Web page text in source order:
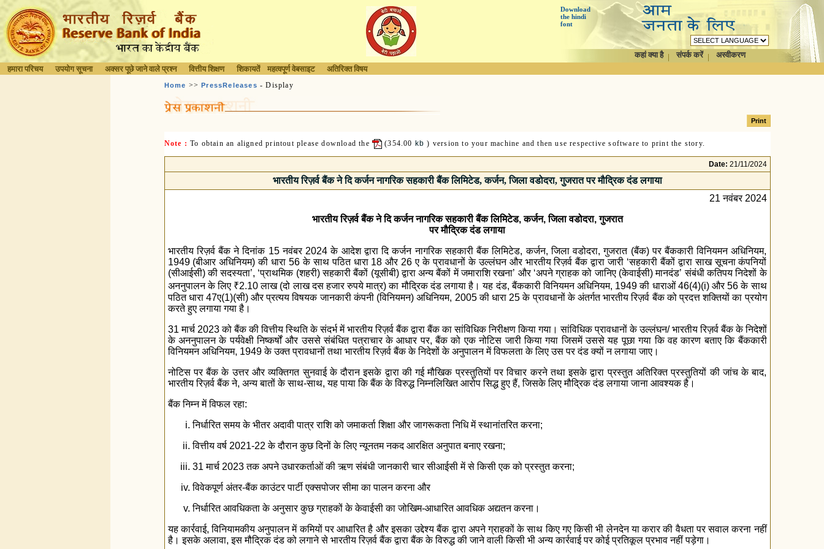
Download
the hindi
font
कहां क्या है संपर्क करें
अस्वीकरण
हमारा परिचय
उपयोग सूचना अक्सर पूछे जाने वाले प्रश्न वित्तीय शिक्षण शिकायतें महत्वपूर्ण वेबसाइट अतिरिक्त विषय
Home >>PressReleases - Display
Note : To obtain an aligned printout please download the (354.00 kb ) version to your machine and then use respective software to print the story.
Date: 21/11/2024
भारतीय रिज़र्व बैंक ने दि कर्जन नागरिक सहकारी बैंक लिमिटेड, कर्जन, जिला वडोदरा, गुजरात पर मौद्रिक दंड लगाया
21 नवंबर 2024
भारतीय रिज़र्व बैंक ने दि कर्जन नागरिक सहकारी बैंक लिमिटेड, कर्जन, जिला वडोदरा, गुजरात
पर मौद्रिक दंड लगाया
भारतीय रिज़र्व बैंक ने दिनांक 15 नवंबर 2024 के आदेश द्वारा दि कर्जन नागरिक सहकारी बैंक लिमिटेड, कर्जन, जिला वडोदरा, गुजरात (बैंक) पर बैंककारी विनियमन अधिनियम,
1949 (बीआर अधिनियम) की धारा 56 के साथ पठित धारा 18 और 26 ए के प्रावधानों के उल्लंघन और भारतीय रिज़र्व बैंक द्वारा जारी ‘सहकारी बैंकों द्वारा साख सूचना कंपनियों
(सीआईसी) की सदस्यता’, ‘प्राथमिक (शहरी) सहकारी बैंकों (यूसीबी) द्वारा अन्य बैंकों में जमाराशि रखना’ और ‘अपने ग्राहक को जानिए (केवाईसी) मानदंड’ संबंधी कतिपय निदेशों के
अननुपालन के लिए ₹2.10 लाख (दो लाख दस हजार रुपये मात्र) का मौद्रिक दंड लगाया है। यह दंड, बैंककारी विनियमन अधिनियम, 1949 की धाराओं 46(4)(i) और 56 के साथ
पठित धारा 47ए(1)(सी) और प्रत्यय विषयक जानकारी कंपनी (विनियमन) अधिनियम, 2005 की धारा 25 के प्रावधानों के अंतर्गत भारतीय रिज़र्व बैंक को प्रदत्त शक्तियों का प्रयोग
करते हुए लगाया गया है।
31 मार्च 2023 को बैंक की वित्तीय स्थिति के संदर्भ में भारतीय रिज़र्व बैंक द्वारा बैंक का सांविधिक निरीक्षण किया गया। सांविधिक प्रावधानों के उल्लंघन/ भारतीय रिज़र्व बैंक के निदेशों
के अननुपालन के पर्यवेक्षी निष्कर्षों और उससे संबंधित पत्राचार के आधार पर, बैंक को एक नोटिस जारी किया गया जिसमें उससे यह पूछा गया कि वह कारण बताए कि बैंककारी
विनियमन अधिनियम, 1949 के उक्त प्रावधानों तथा भारतीय रिज़र्व बैंक के निदेशों के अनुपालन में विफलता के लिए उस पर दंड क्यों न लगाया जाए।
नोटिस पर बैंक के उत्तर और व्यक्तिगत सुनवाई के दौरान इसके द्वारा की गई मौखिक प्रस्तुतियों पर विचार करने तथा इसके द्वारा प्रस्तुत अतिरिक्त प्रस्तुतियों की जांच के बाद,
भारतीय रिज़र्व बैंक ने, अन्य बातों के साथ-साथ, यह पाया कि बैंक के विरुद्ध निम्नलिखित आरोप सिद्ध हुए हैं, जिसके लिए मौद्रिक दंड लगाया जाना आवश्यक है।
बैंक निम्न में विफल रहा:
निर्धारित समय के भीतर अदावी पात्र राशि को जमाकर्ता शिक्षा और जागरूकता निधि में स्थानांतरित करना;
वित्तीय वर्ष 2021-22 के दौरान कुछ दिनों के लिए न्यूनतम नकद आरक्षित अनुपात बनाए रखना;
31 मार्च 2023 तक अपने उधारकर्ताओं की ऋण संबंधी जानकारी चार सीआईसी में से किसी एक को प्रस्तुत करना;
विवेकपूर्ण अंतर-बैंक काउंटर पार्टी एक्सपोजर सीमा का पालन करना और
निर्धारित आवधिकता के अनुसार कुछ ग्राहकों के केवाईसी का जोखिम-आधारित आवधिक अद्यतन करना।
यह कार्रवाई, विनियामकीय अनुपालन में कमियों पर आधारित है और इसका उद्देश्य बैंक द्वारा अपने ग्राहकों के साथ किए गए किसी भी लेनदेन या करार की वैधता पर सवाल करना नहीं
है। इसके अलावा, इस मौद्रिक दंड को लगाने से भारतीय रिज़र्व बैंक द्वारा बैंक के विरुद्ध की जाने वाली किसी भी अन्य कार्रवाई पर कोई प्रतिकूल प्रभाव नहीं पड़ेगा।